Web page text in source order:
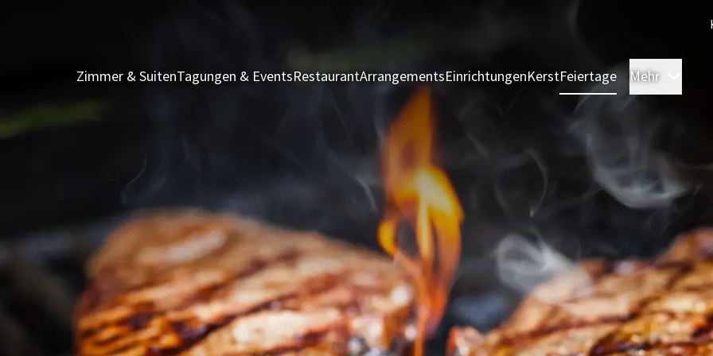
Zimmer & SuitenTagungen & EventsRestaurantArrangementsEinrichtungenKerstFeiertage Mehr